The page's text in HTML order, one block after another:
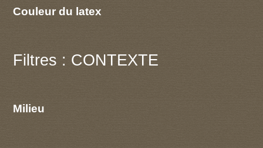
Couleur du latex
Filtres : CONTEXTE
Milieu